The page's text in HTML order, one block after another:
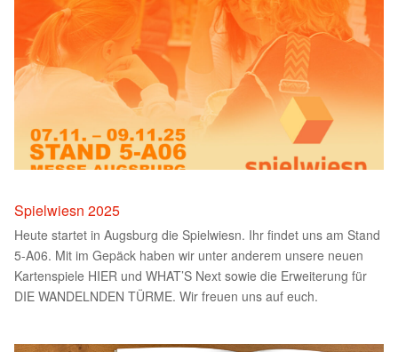
Spielwiesn 2025
Heute startet in Augsburg die Spielwiesn. Ihr findet uns am Stand
5-A06. Mit im Gepäck haben wir unter anderem unsere neuen
Kartenspiele HIER und WHAT’S Next sowie die Erweiterung für
DIE WANDELNDEN TÜRME. Wir freuen uns auf euch.